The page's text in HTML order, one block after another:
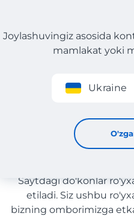
Roʻyxatdan oʻtish
Joylashuvingiz asosida
mamlakat yoki
Ukraine
Kiyim yetkazib berish
Kiyim
Saytdagi do'konlar
etiladi. Siz ushbu
bizning omborimizga